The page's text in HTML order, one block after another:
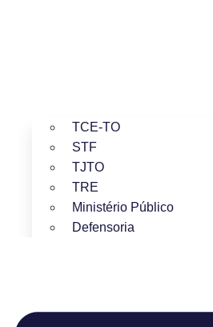
TCE-TO
STF
TJTO
TRE
Ministério Público
Defensoria